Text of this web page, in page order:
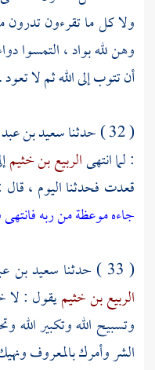
ولا كل ما تقرءون تدرون
وهن لله بواد ، التمسوا
أن تتوب إلى الله ثم لا تعود .
( 32 ) حدثنا
سعيد بن
: لما انتهىالربيع بن خثيم
قعدت فحدثنا اليوم ،
جاءه موعظة من ربه
( 33 ) حدثنا
سعيد بن
الربيع بن خثيميقول : لا
وتسبيح الله وتكبير الله
الشر وأمرك بالمعروف